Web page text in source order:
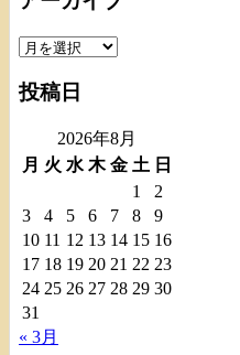
ア
カ
投稿日
2026年8月
月 火 水 木 金 土 日
1
2
3
4 5 6 7 8
9
10 11 12 13 14 15 16
17 18 19 20 21 22 23
24 25 26 27 28 29 30
31
« 3月